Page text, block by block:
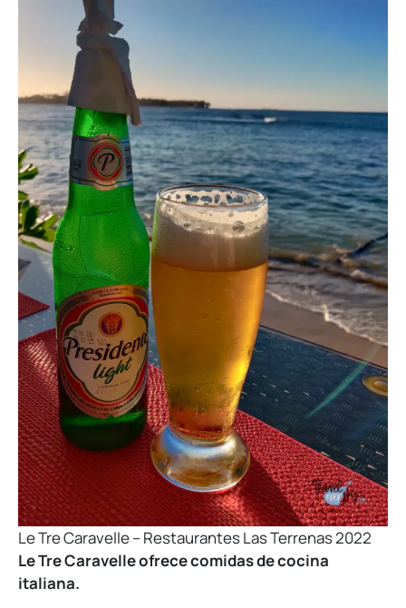
Le Tre Caravelle – Restaurantes Las Terrenas 2022
Le Tre Caravelle ofrece comidas de cocina
italiana.